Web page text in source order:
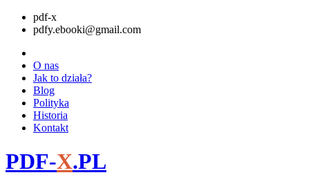
pdf-x
pdfy.ebooki@gmail.com
O nas
Jak to działa?
Blog
Polityka
Historia
Kontakt
PDF-X.PL